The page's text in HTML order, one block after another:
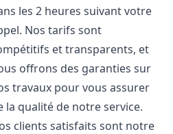
les 2 heures suivant votre
Nos tarifs sont
et transparents, et
offrons des garanties sur
travaux pour vous assurer
la qualité de notre service.
clients satisfaits sont notre